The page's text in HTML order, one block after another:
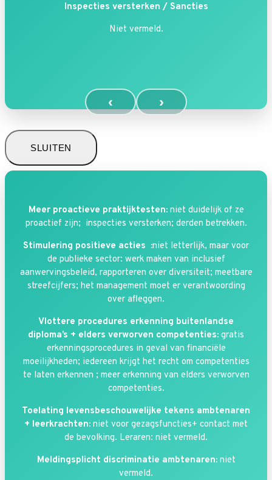
Inspecties versterken / Sancties
Niet vermeld.
‹ ›
SLUITEN
Meer proactieve praktijktesten: niet duidelijk of ze
proactief zijn; inspecties versterken; derden betrekken.
Stimulering positieve acties :niet letterlijk, maar voor
de publieke sector: werk maken van inclusief
aanwervingsbeleid, rapporteren over diversiteit; meetbare
streefcijfers; het management moet er verantwoording
over afleggen.
Vlottere procedures erkenning buitenlandse
diploma’s + elders verworven competenties: gratis
erkenningsprocedures in geval van financiële
moeilijkheden; iedereen krijgt het recht om competenties
te laten erkennen ; meer erkenning van elders verworven
competenties.
Toelating levensbeschouwelijke tekens ambtenaren
+ leerkrachten: niet voor gezagsfuncties+ contact met
de bevolking. Leraren: niet vermeld.
Meldingsplicht discriminatie ambtenaren: niet
vermeld.